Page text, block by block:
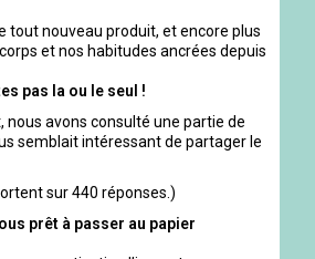
tout nouveau produit, et encore plus
et nos habitudes ancrées depuis
pas la ou le seul !
nous avons consulté une partie de
semblait intéressant de partager le
sur 440 réponses.)
prêt à passer au papier